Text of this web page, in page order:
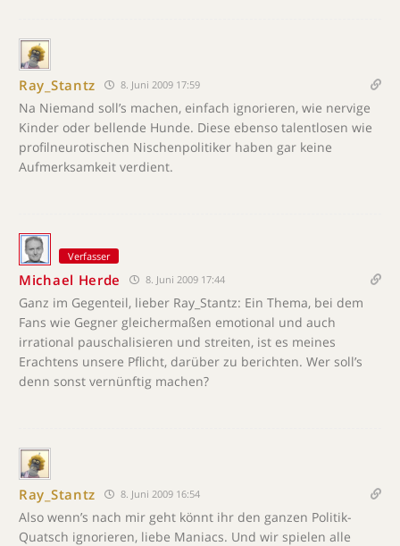
Ray_Stantz 8. Juni 2009 17:59
Na Niemand soll’s machen, einfach ignorieren, wie nervige
Kinder oder bellende Hunde. Diese ebenso talentlosen wie
profilneurotischen Nischenpolitiker haben gar keine
Aufmerksamkeit verdient.
Verfasser
Michael Herde 8. Juni 2009 17:44
Ganz im Gegenteil, lieber Ray_Stantz: Ein Thema, bei dem
Fans wie Gegner gleichermaßen emotional und auch
irrational pauschalisieren und streiten, ist es meines
Erachtens unsere Pflicht, darüber zu berichten. Wer soll’s
denn sonst vernünftig machen?
Ray_Stantz 8. Juni 2009 16:54
Also wenn’s nach mir geht könnt ihr den ganzen Politik-
Quatsch ignorieren, liebe Maniacs. Und wir spielen alle